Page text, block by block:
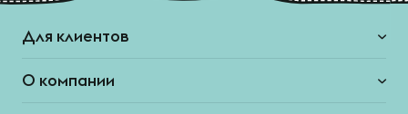
Для клиентов
О компании